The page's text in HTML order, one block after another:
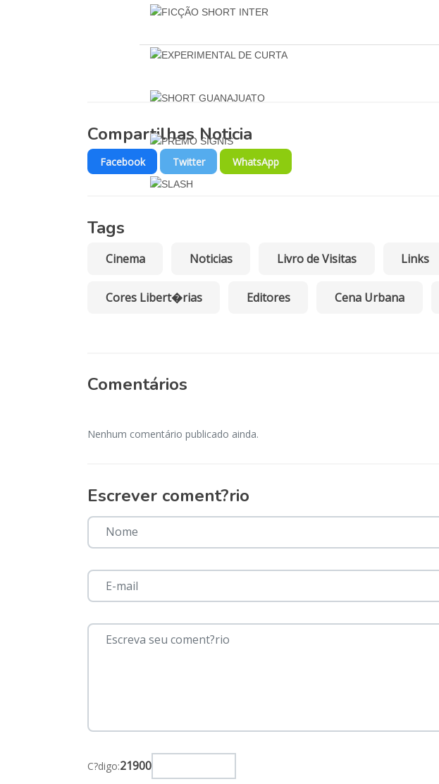
Compartilhas Noticia
Facebook Twitter WhatsApp
Tags
Cinema Noticias Livro de Visitas Links
Cores Libert�rias Editores Cena Urbana
Comentários
Nenhum comentário publicado ainda.
Escrever coment?rio
C?digo:21900